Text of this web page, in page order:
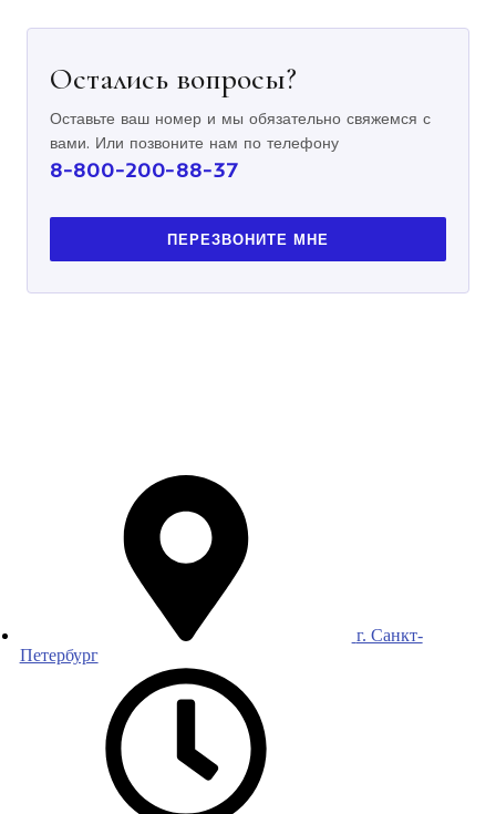
Остались вопросы?
Оставьте ваш номер и мы обязательно свяжемся с
вами. Или позвоните нам по телефону
8-800-200-88-37
ПЕРЕЗВОНИТЕ МНЕ
г. Санкт-
Петербург